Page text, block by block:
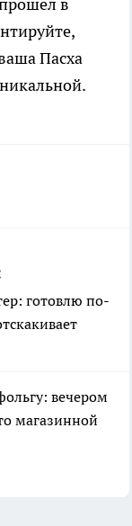
Пасха
готовлю по-
вечером
магазинной